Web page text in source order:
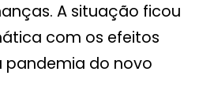
A situação ficou
com os efeitos
pandemia do novo